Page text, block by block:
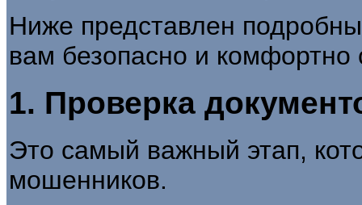
Ниже представлен
вам безопасно и комфортно
1. Проверка
Это самый важный этап,
мошенников.